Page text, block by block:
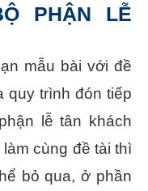
PHẬN LỄ
mẫu bài với đề
quy trình đón tiếp
lễ tân khách
cùng đề tài thì
bỏ qua, ở phần